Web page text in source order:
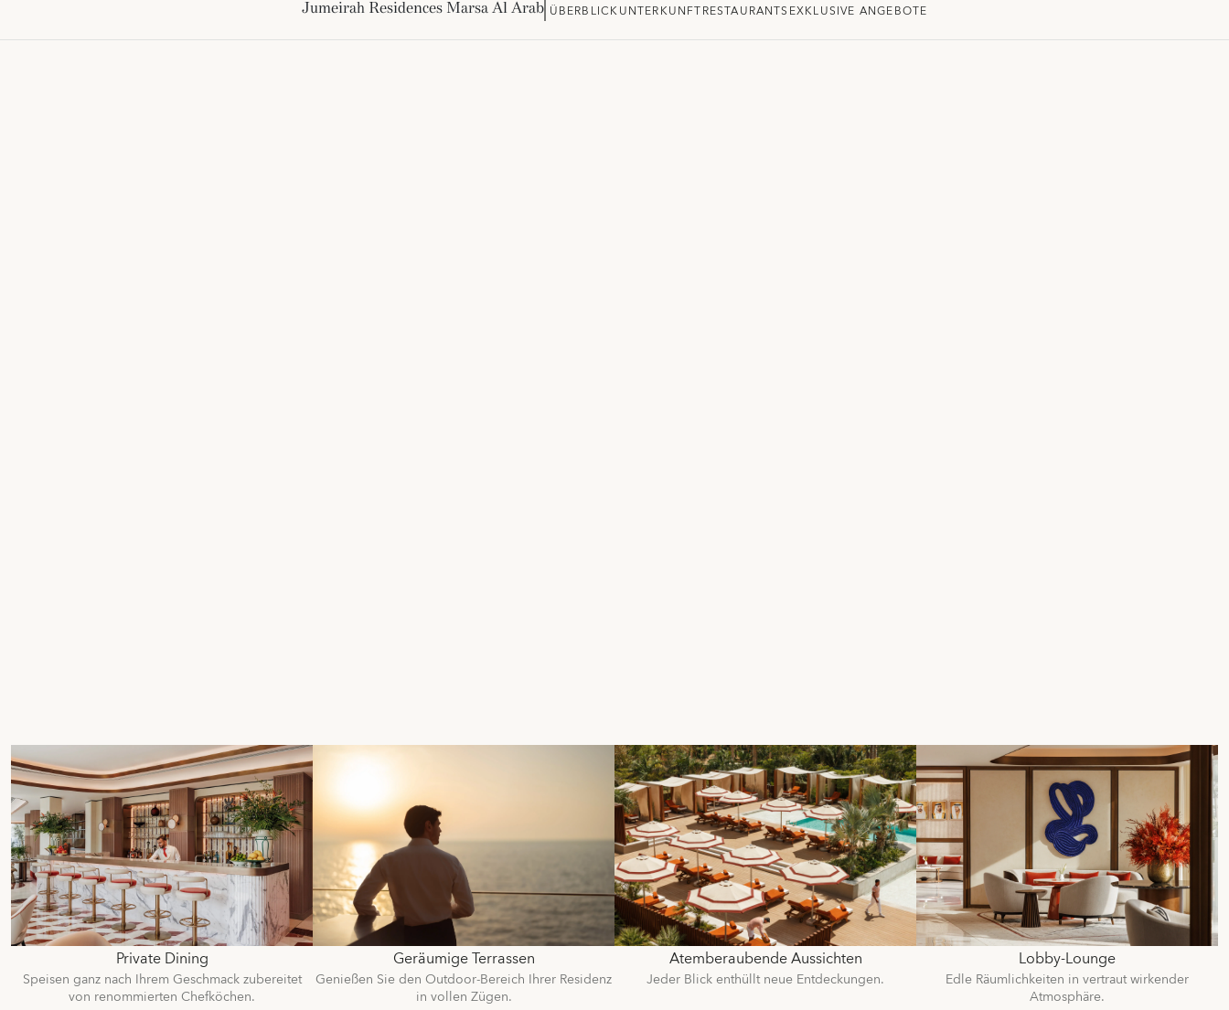
Jumeirah Residences Marsa Al Arab ÜBERBLICKUNTERKUNFTRESTAURANTSEXKLUSIVE ANGEBOTE
Private Dining
Speisen ganz nach Ihrem Geschmack zubereitet
von renommierten Chefköchen.
Geräumige Terrassen
Genießen Sie den Outdoor-Bereich Ihrer Residenz
in vollen Zügen.
Atemberaubende Aussichten
Jeder Blick enthüllt neue Entdeckungen.
Lobby-Lounge
Edle Räumlichkeiten in vertraut wirkender
Atmosphäre.